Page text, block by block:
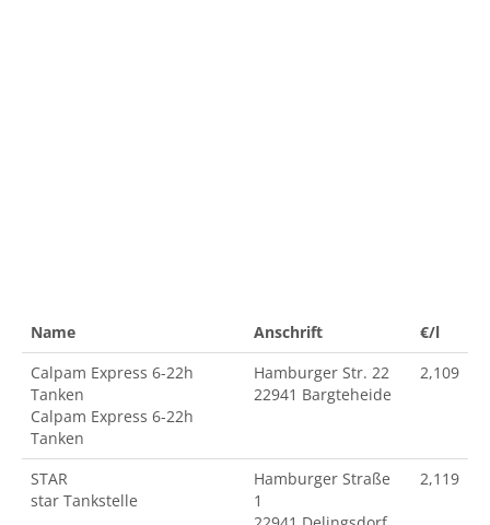
Name Anschrift
€/l
Calpam Express 6-22h
Tanken
Calpam Express 6-22h
Tanken
Hamburger Str. 22
22941 Bargteheide
2,109
STAR
star Tankstelle
Hamburger Straße
1
2,119